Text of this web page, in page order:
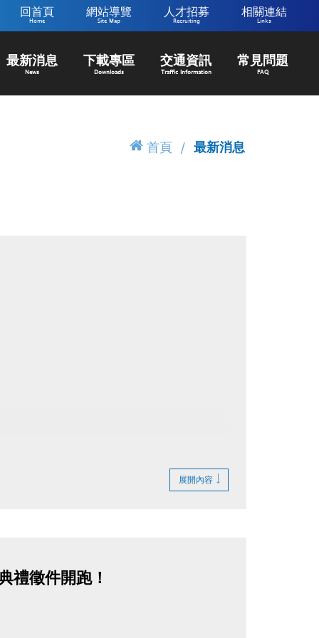
回首頁
Home
網站導覽
Site Map
人才招募
Recruiting
相關連結
Links
最新消息
News
下載專區
Downloads
交通資訊
Traffic Information
常見問題
FAQ
首頁 最新消息
展開內容
禮徵件開跑！